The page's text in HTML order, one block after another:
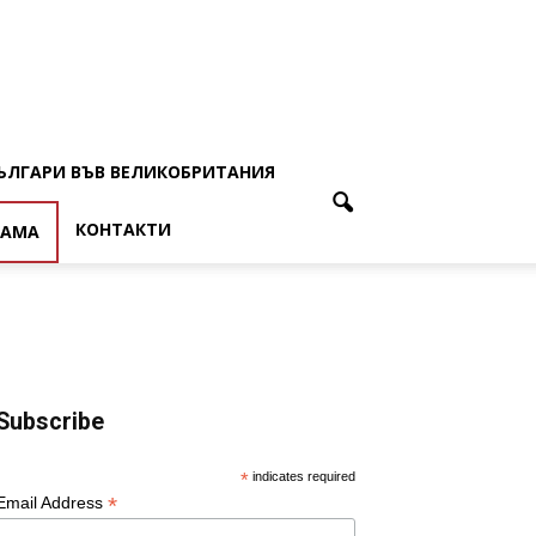
ВЪВ ВЕЛИКОБРИТАНИЯ
КОНТАКТИ
* indicates required
Address *